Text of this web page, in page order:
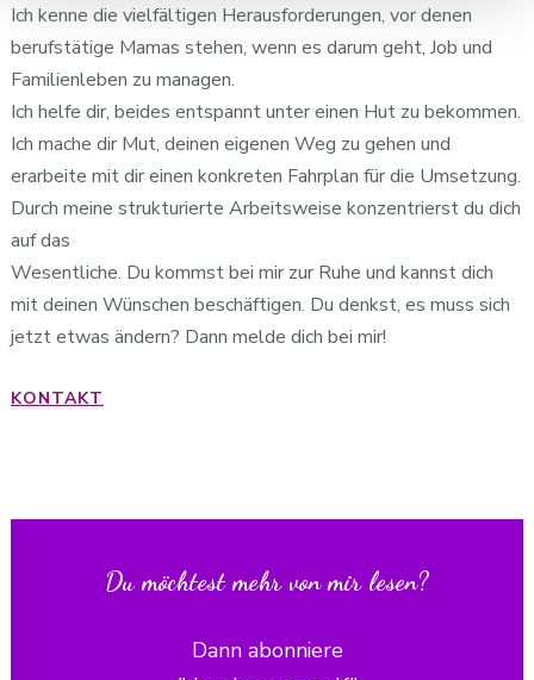
Ich kenne die vielfältigen Herausforderungen, vor denen
berufstätige Mamas stehen, wenn es darum geht, Job und
Familienleben zu managen.
Ich helfe dir, beides entspannt unter einen Hut zu bekommen.
Ich mache dir Mut, deinen eigenen Weg zu gehen und
erarbeite mit dir einen konkreten Fahrplan für die Umsetzung.
Durch meine strukturierte Arbeitsweise konzentrierst du dich
auf das
Wesentliche. Du kommst bei mir zur Ruhe und kannst dich
mit deinen Wünschen beschäftigen. Du denkst, es muss sich
jetzt etwas ändern? Dann melde dich bei mir!
KONTAKT
Du möchtest mehr von mir lesen?
Dann abonniere